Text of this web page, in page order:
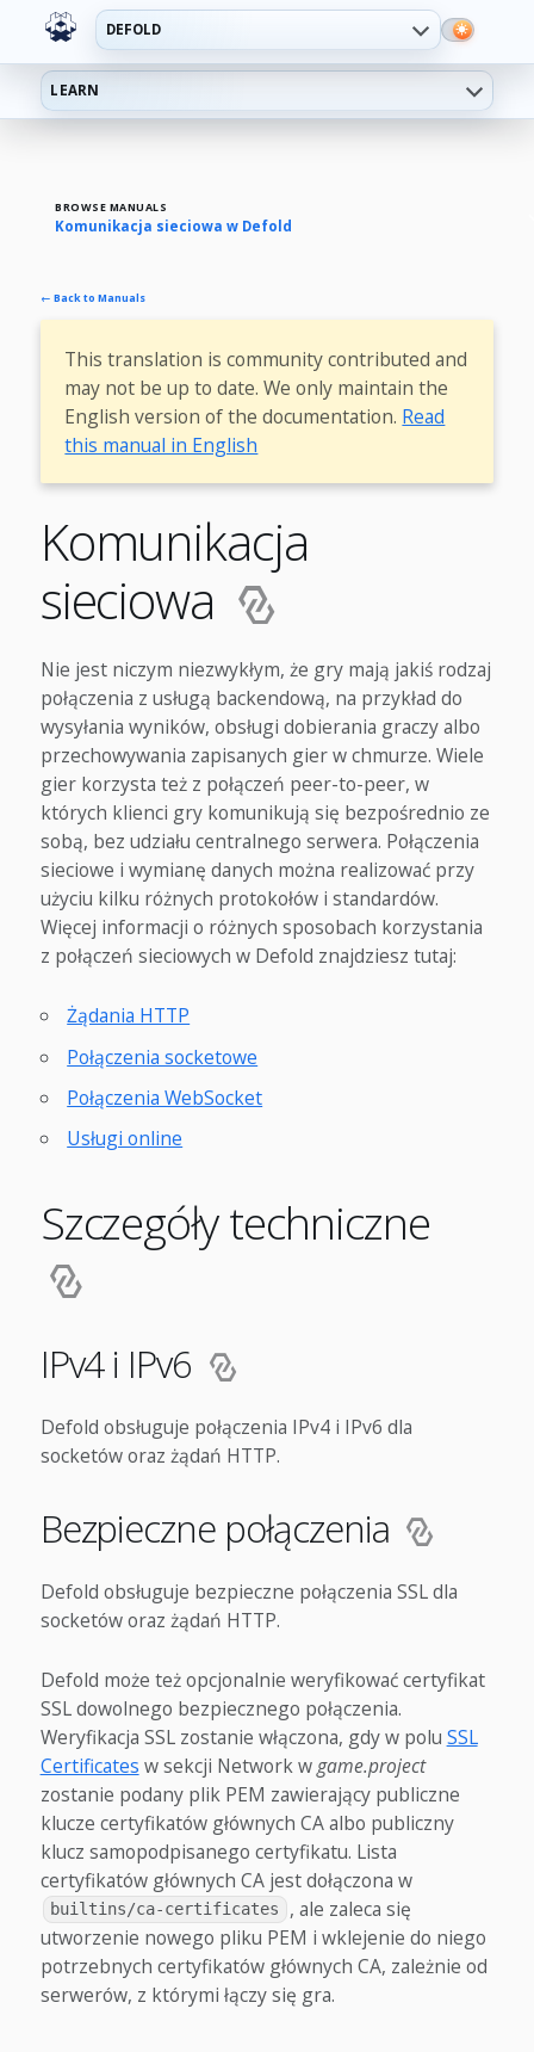
DEFOLD
LEARN
BROWSE MANUALS
Komunikacja sieciowa w Defold
← Back to Manuals
This translation is community contributed and
may not be up to date. We only maintain the
English version of the documentation. Read
this manual in English
Komunikacja
sieciowa
Nie jest niczym niezwykłym, że gry mają jakiś rodzaj
połączenia z usługą backendową, na przykład do
wysyłania wyników, obsługi dobierania graczy albo
przechowywania zapisanych gier w chmurze. Wiele
gier korzysta też z połączeń peer-to-peer, w
których klienci gry komunikują się bezpośrednio ze
sobą, bez udziału centralnego serwera. Połączenia
sieciowe i wymianę danych można realizować przy
użyciu kilku różnych protokołów i standardów.
Więcej informacji o różnych sposobach korzystania
z połączeń sieciowych w Defold znajdziesz tutaj:
Żądania HTTP
Połączenia socketowe
Połączenia WebSocket
Usługi online
Szczegóły techniczne
IPv4 i IPv6
Defold obsługuje połączenia IPv4 i IPv6 dla
socketów oraz żądań HTTP.
Bezpieczne połączenia
Defold obsługuje bezpieczne połączenia SSL dla
socketów oraz żądań HTTP.
Defold może też opcjonalnie weryfikować certyfikat
SSL dowolnego bezpiecznego połączenia.
Weryfikacja SSL zostanie włączona, gdy w polu SSL
Certificates w sekcji Network wgame.project
zostanie podany plik PEM zawierający publiczne
klucze certyfikatów głównych CA albo publiczny
klucz samopodpisanego certyfikatu. Lista
certyfikatów głównych CA jest dołączona w
builtins/ca-certificates
, ale zaleca się
utworzenie nowego pliku PEM i wklejenie do niego
potrzebnych certyfikatów głównych CA, zależnie od
serwerów, z którymi łączy się gra.